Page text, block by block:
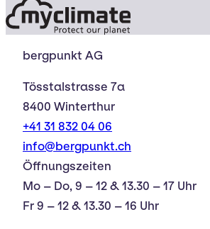
bergpunkt AG
Tösstalstrasse 7a
8400 Winterthur
+41 31 832 04 06
info@bergpunkt.ch
Öffnungszeiten
Mo – Do, 9 – 12 & 13.30 – 17 Uhr
Fr 9 – 12 & 13.30 – 16 Uhr